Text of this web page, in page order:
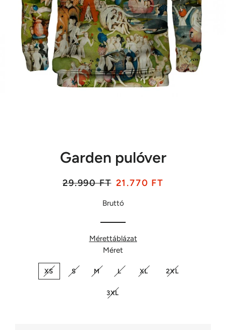
Garden pulóver
Listaár
29.990 FT Akciós
21.770 FT
Bruttó
Mérettáblázat
Méret
XS S M L XL 2XL
3XL